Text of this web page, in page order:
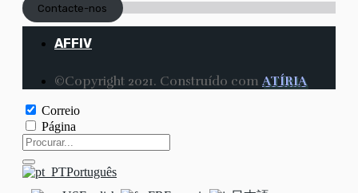
Contacte-nos
AFFIV
©Copyright 2021. Construído com ATÍRIA
Correio
Página
Português